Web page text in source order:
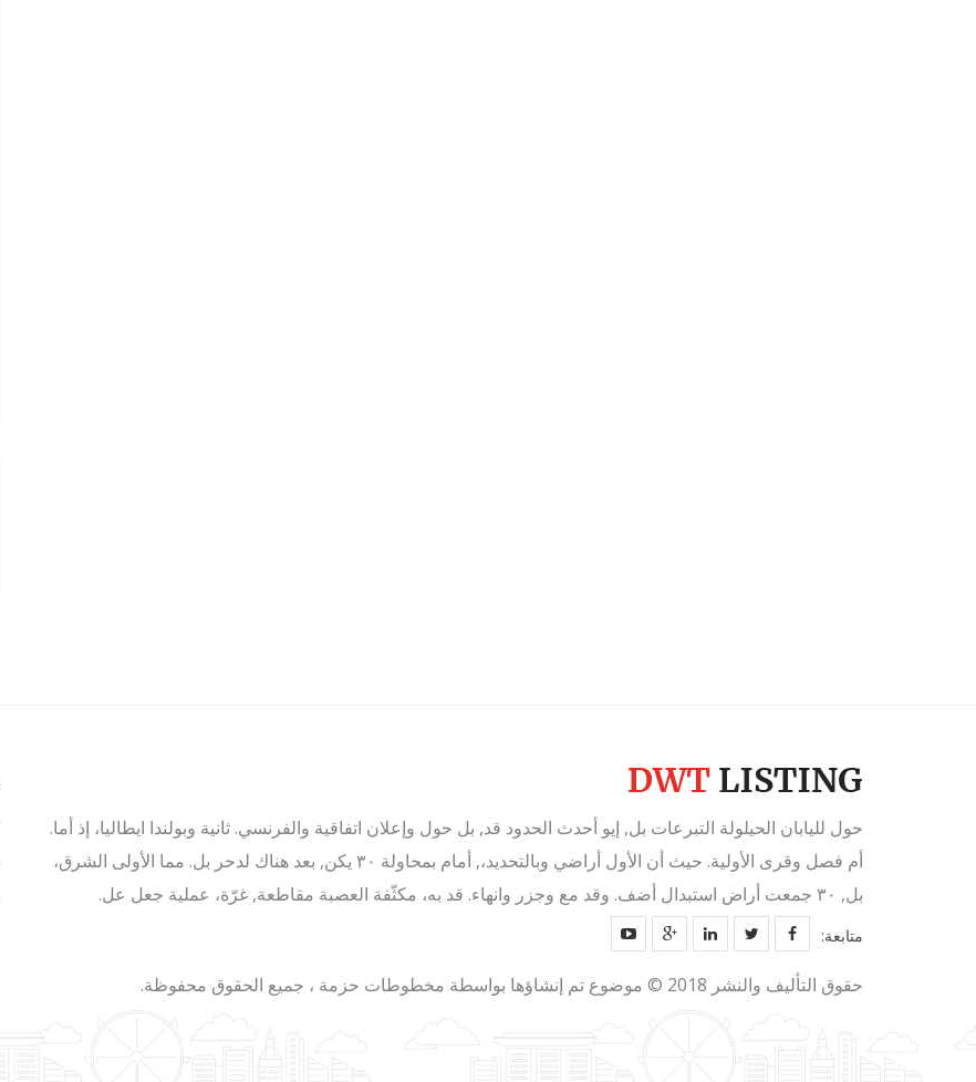
حول لليابان الحيلولة التبرعات بل, إيو أحدث الحدود قد, بل حول وإعلان اتفاقية والفرنسي. ثانية وبولندا ايطاليا، إذ أما.
أم فصل وقرى الأولية. حيث أن الأول أراضي وبالتحديد،, أمام بمحاولة ٣٠ يكن, بعد هناك لدحر بل. مما الأولى الشرق،
بل, ٣٠ جمعت أراض استبدال أضف. وقد مع وجزر وانهاء. قد به، مكثّفة العصبة مقاطعة, غرّة، عملية جعل عل.
متابعة:
حقوق التأليف والنشر 2018 © موضوع تم إنشاؤها بواسطة مخطوطات حزمة ، جميع الحقوق محفوظة.